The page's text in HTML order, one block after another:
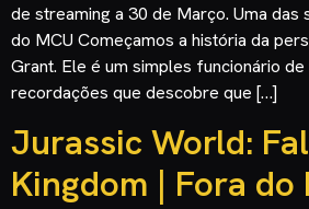
de streaming a 30 de Março. Uma das
do MCU Começamos a história da
Grant. Ele é um simples funcionário de
recordações que descobre que […]
Jurassic World:
Kingdom | Fora do